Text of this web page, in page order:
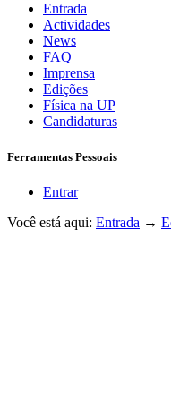
Entrada
Actividades
News
FAQ
Imprensa
Edições
Física na UP
Candidaturas
Ferramentas Pessoais
Entrar
Você está aqui: Entrada →